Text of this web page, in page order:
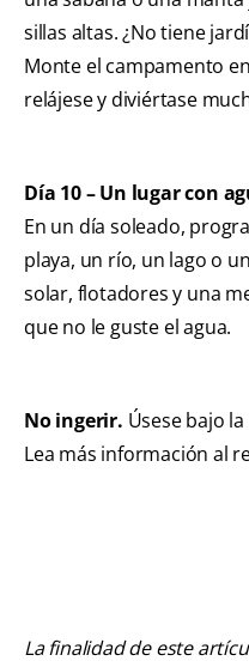
sillas altas. ¿No tiene
Monte el campamento
relájese y diviértase
Día 10 – Un lugar con
En un día soleado,
playa, un río, un lago o
solar, flotadores y una
que no le guste el agua.
No ingerir. Úsese bajo
Lea más información al
La finalidad de este